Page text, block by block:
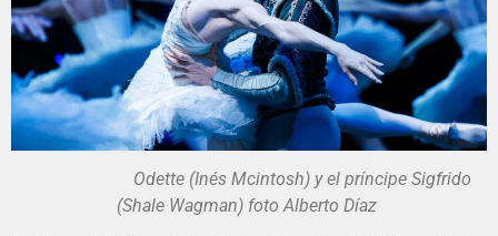
Odette (Inés Mcintosh) y el príncipe Sigfrido
(Shale Wagman) foto Alberto Díaz